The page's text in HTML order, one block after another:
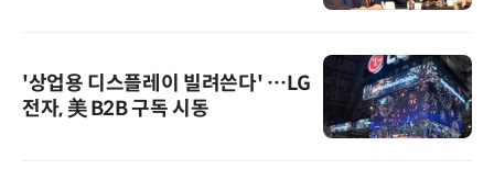
'상업용 디스플레이 빌려쓴다' …LG
전자, 美 B2B 구독 시동